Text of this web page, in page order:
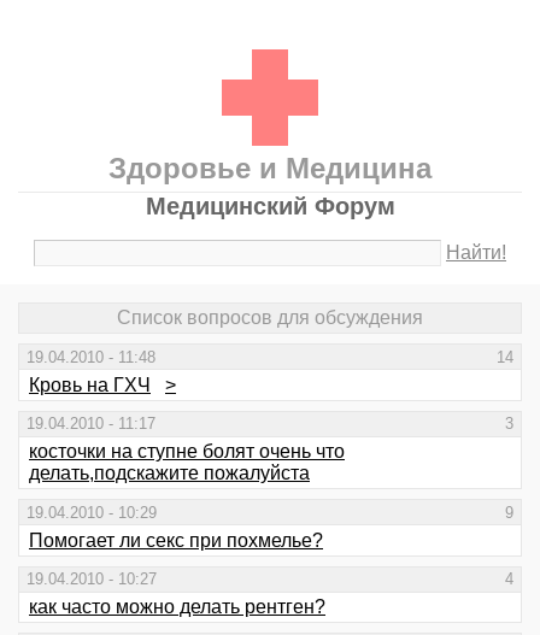
Здоровье и Медицина
Медицинский Форум
Найти!
Список вопросов для обсуждения
19.04.2010 - 11:48 14
Кровь на ГХЧ >
19.04.2010 - 11:17 3
косточки на ступне болят очень что
делать,подскажите пожалуйста
19.04.2010 - 10:29 9
Помогает ли секс при похмелье?
19.04.2010 - 10:27 4
как часто можно делать рентген?